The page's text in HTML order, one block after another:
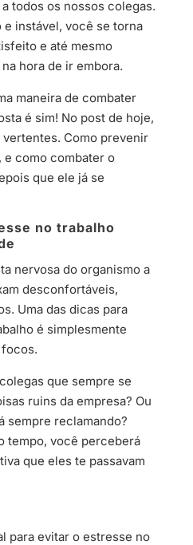
todos os nossos colegas.
instável, você se torna
e até mesmo
hora de ir embora.
maneira de combater
é sim! No post de hoje,
Como prevenir
e como combater o
que ele já se
no trabalho
nervosa do organismo a
desconfortáveis,
Uma das dicas para
é simplesmente
que sempre se
ruins da empresa? Ou
sempre reclamando?
tempo, você perceberá
que eles te passavam
para evitar o estresse no